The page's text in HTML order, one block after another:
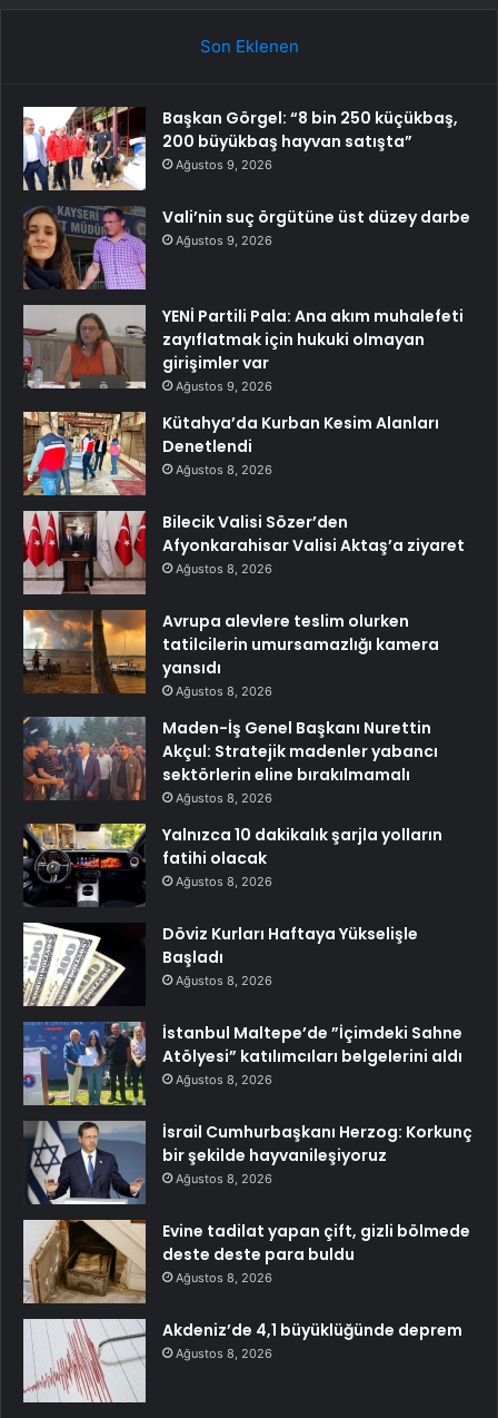
Son Eklenen
Başkan Görgel: “8 bin 250 küçükbaş,
200 büyükbaş hayvan satışta”
Ağustos 9, 2026
Vali’nin suç örgütüne üst düzey darbe
Ağustos 9, 2026
YENİ Partili Pala: Ana akım muhalefeti
zayıflatmak için hukuki olmayan
girişimler var
Ağustos 9, 2026
Kütahya’da Kurban Kesim Alanları
Denetlendi
Ağustos 8, 2026
Bilecik Valisi Sözer’den
Afyonkarahisar Valisi Aktaş’a ziyaret
Ağustos 8, 2026
Avrupa alevlere teslim olurken
tatilcilerin umursamazlığı kamera
yansıdı
Ağustos 8, 2026
Maden-İş Genel Başkanı Nurettin
Akçul: Stratejik madenler yabancı
sektörlerin eline bırakılmamalı
Ağustos 8, 2026
Yalnızca 10 dakikalık şarjla yolların
fatihi olacak
Ağustos 8, 2026
Döviz Kurları Haftaya Yükselişle
Başladı
Ağustos 8, 2026
İstanbul Maltepe’de ”İçimdeki Sahne
Atölyesi” katılımcıları belgelerini aldı
Ağustos 8, 2026
İsrail Cumhurbaşkanı Herzog: Korkunç
bir şekilde hayvanileşiyoruz
Ağustos 8, 2026
Evine tadilat yapan çift, gizli bölmede
deste deste para buldu
Ağustos 8, 2026
Akdeniz’de 4,1 büyüklüğünde deprem
Ağustos 8, 2026